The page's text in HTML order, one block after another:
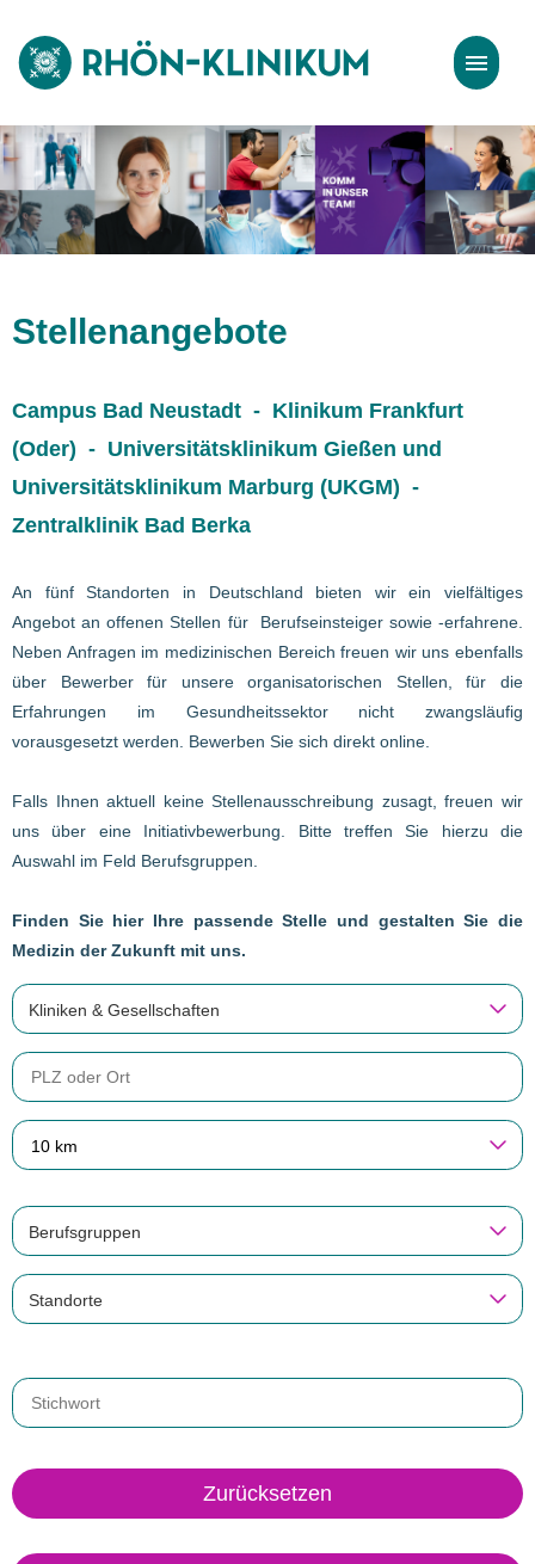
Stellenangebote
Bewerbungstipps
Stellenangebote
Campus Bad Neustadt - Klinikum Frankfurt
(Oder) - Universitätsklinikum Gießen und
Universitätsklinikum Marburg (UKGM) -
Zentralklinik Bad Berka
An fünf Standorten in Deutschland bieten wir ein vielfältiges
Angebot an offenen Stellen für Berufseinsteiger sowie -erfahrene.
Neben Anfragen im medizinischen Bereich freuen wir uns ebenfalls
über Bewerber für unsere organisatorischen Stellen, für die
Erfahrungen im Gesundheitssektor nicht zwangsläufig
vorausgesetzt werden. Bewerben Sie sich direkt online.
Falls Ihnen aktuell keine Stellenausschreibung zusagt, freuen wir
uns über eine Initiativbewerbung. Bitte treffen Sie hierzu die
Auswahl im Feld Berufsgruppen.
Finden Sie hier Ihre passende Stelle und gestalten Sie die
Medizin der Zukunft mit uns.
Kliniken & Gesellschaften
10 km
Berufsgruppen
Standorte
Zurücksetzen